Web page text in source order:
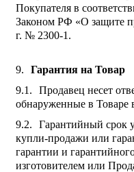
Покупателя в
Законом РФ «О защите
г. № 2300-1.
Гарантия на Товар
Продавец несет
обнаруженные в Товаре
Гарантийный срок
купли-продажи или
гарантии и
изготовителем или